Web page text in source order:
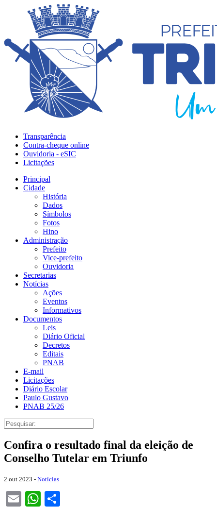
Transparência
Contra-cheque online
Ouvidoria - eSIC
Licitações
Principal
Cidade
História
Dados
Símbolos
Fotos
Hino
Administração
Prefeito
Vice-prefeito
Ouvidoria
Secretarias
Notícias
Ações
Eventos
Informativos
Documentos
Leis
Diário Oficial
Decretos
Editais
PNAB
E-mail
Licitações
Diário Escolar
Paulo Gustavo
PNAB 25/26
Confira o resultado final da eleição de
Conselho Tutelar em Triunfo
2 out 2023 - Notícias
EmailWhatsApp